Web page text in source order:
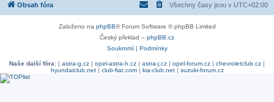
Obsah fóra Všechny časy jsou v UTC+02:00
Založeno na phpBB® Forum Software © phpBB Limited
Český překlad – phpBB.cz
Soukromí| Podmínky
Naše další fóra: | astra-g.cz | opel-astra-h.cz | astra-j.cz | opel-forum.cz | chevroletclub.cz |
hyundaiclub.net| club-fiat.com| kia-club.net| suzuki-forum.cz